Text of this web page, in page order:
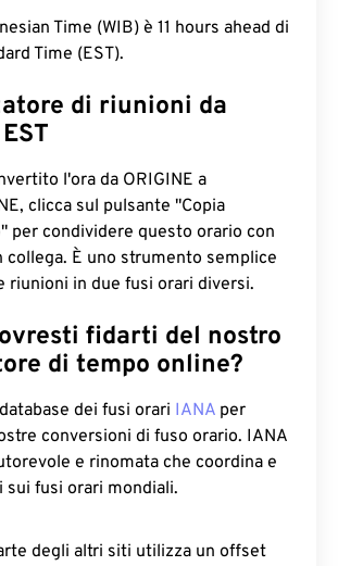
Time (WIB) è 11 hours ahead di
Time (EST).
di riunioni da
l'ora da ORIGINE a
clicca sul pulsante "Copia
per condividere questo orario con
collega. È uno strumento semplice
riunioni in due fusi orari diversi.
fidarti del nostro
di tempo online?
dei fusi orari IANA per
conversioni di fuso orario. IANA
e rinomata che coordina e
sui fusi orari mondiali.
degli altri siti utilizza un offset